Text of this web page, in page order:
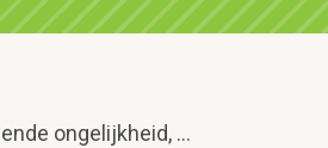
ongelijkheid, …